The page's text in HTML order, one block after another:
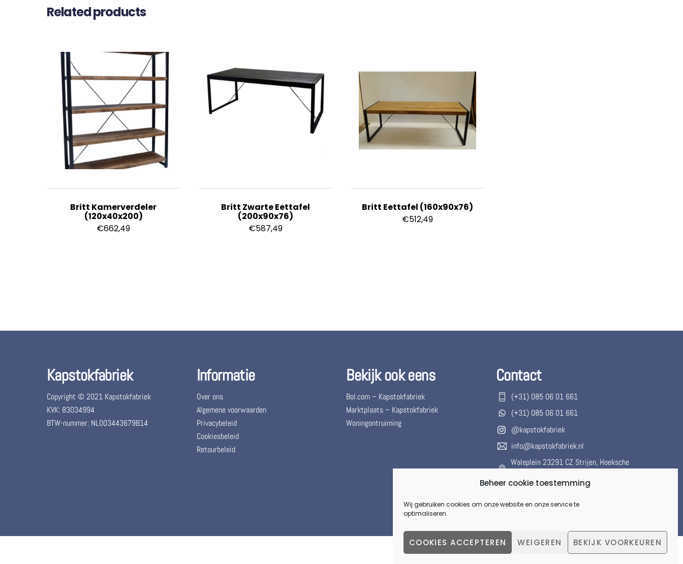
Beheer cookie toestemming
Wij gebruiken cookies om onze website en onze service te
optimaliseren.
COOKIES ACCEPTEREN WEIGEREN BEKIJK VOORKEUREN
Related products
Britt Kamerverdeler
(120x40x200)
€662,49
Britt Zwarte Eettafel
(200x90x76)
€587,49
Britt Eettafel (160x90x76)
€512,49
To
Kapstokfabriek
Copyright © 2021 Kapstokfabriek
KVK: 83034994
BTW-nummer: NL003443679B14
Informatie
Over ons
Algemene voorwaarden
Privacybeleid
Cookiesbeleid
Retourbeleid
Bekijk ook eens
Bol.com – Kapstokfabriek
Marktplaats – Kapstokfabriek
Woningontruiming
Contact
(+31) 085 06 01 661
(+31) 085 06 01 661
@kapstokfabriek
info@kapstokfabriek.nl
Waleplein 23291 CZ Strijen, Hoeksche